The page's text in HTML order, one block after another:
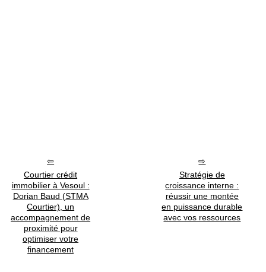
Courtier crédit
immobilier à Vesoul :
Dorian Baud (STMA
Courtier), un
accompagnement de
proximité pour
optimiser votre
financement
Stratégie de
croissance interne :
réussir une montée
en puissance durable
avec vos ressources